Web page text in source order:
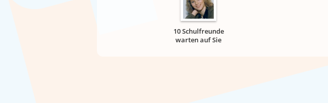
10 Schulfreunde
warten auf Sie